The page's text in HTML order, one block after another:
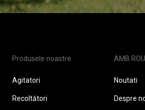
Produsele noastre
Agitatori
Recoltători
AMB
Noutati
Despre